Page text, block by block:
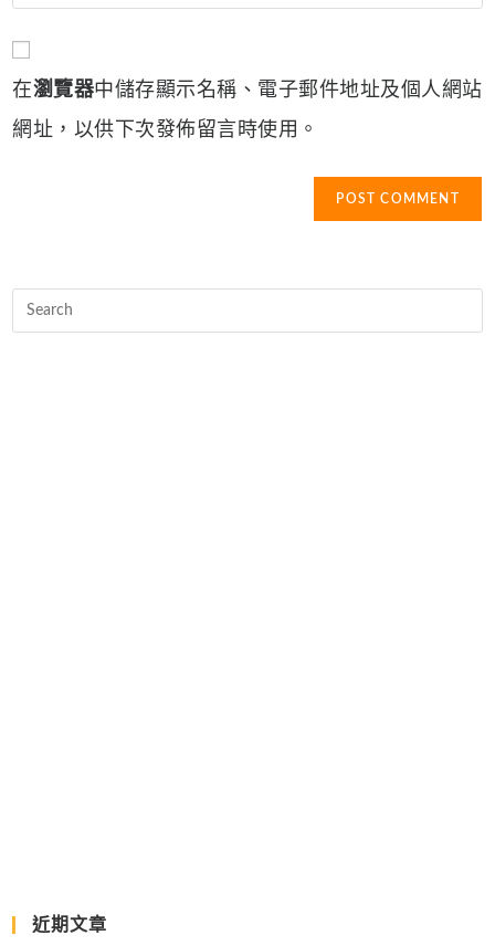
address
your
website
(optional)
在瀏覽器中儲存顯示名稱、電子郵件地址及個人網站
網址，以供下次發佈留言時使用。
近期文章